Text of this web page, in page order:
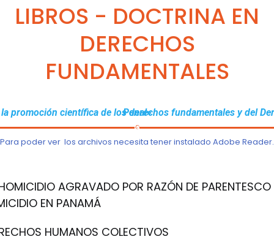
LIBROS - DOCTRINA EN
DERECHOS
FUNDAMENTALES
«Por la promoción científica de los derechos fundamentales y del Derecho Penal»
Para poder ver los archivos necesita tener instalado Adobe Reader.
AGRAVADO POR RAZÓN DE PARENTESCO
EN PANAMÁ
HUMANOS COLECTIVOS